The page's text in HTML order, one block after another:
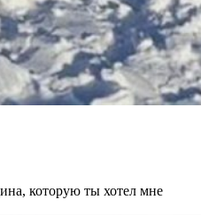
которую ты хотел мне